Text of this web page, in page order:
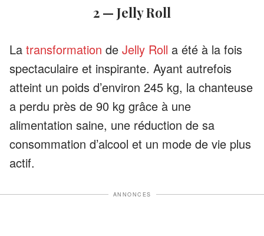
2 — Jelly Roll
La transformation de Jelly Roll a été à la fois
spectaculaire et inspirante. Ayant autrefois
atteint un poids d’environ 245 kg, la chanteuse
a perdu près de 90 kg grâce à une
alimentation saine, une réduction de sa
consommation d’alcool et un mode de vie plus
actif.
ANNONCES